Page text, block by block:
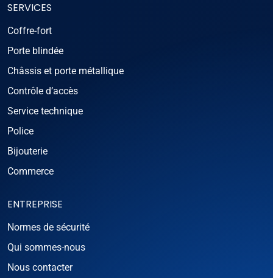
SERVICES
Coffre-fort
Porte blindée
Châssis et porte métallique
Contrôle d’accès
Service technique
Police
Bijouterie
Commerce
ENTREPRISE
Normes de sécurité
Qui sommes-nous
Nous contacter